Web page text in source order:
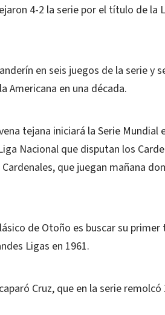
4-2 la serie por el título de la
en seis juegos de la serie y
Americana en una década.
tejana iniciará la Serie Mundial
Nacional que disputan los
que juegan mañana
de Otoño es buscar su
Ligas en 1961.
Cruz, que en la serie